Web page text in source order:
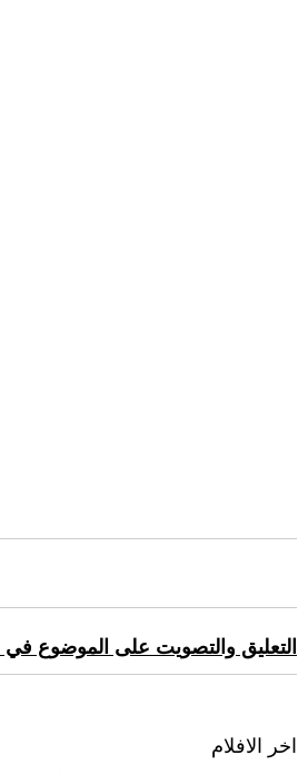
التعليق والتصويت على الموضوع في
اخر الافلام